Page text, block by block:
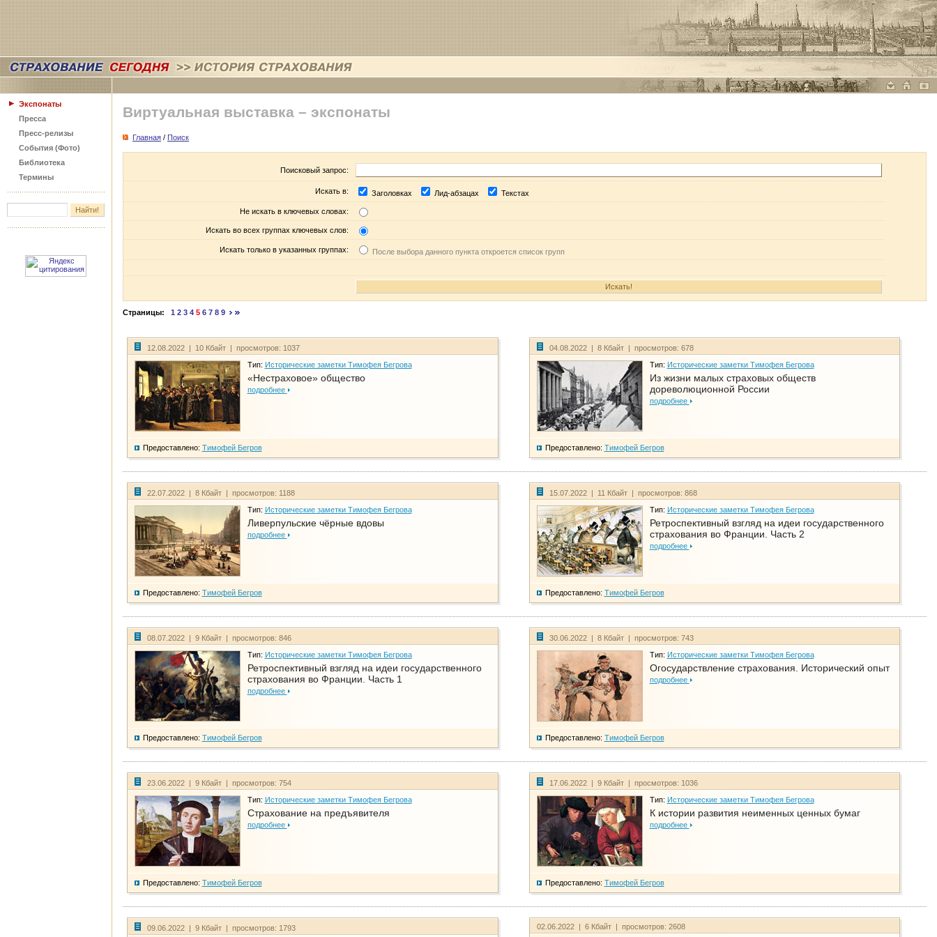
Экспонаты
Пресса
Пресс-релизы
События (Фото)
Библиотека
Термины
Виртуальная выставка – экспонаты
Главная / Поиск
Поисковый запрос:
Искать в: Заголовках Лид-абзацах Текстах
Не искать в ключевых словах:
Искать во всех группах ключевых слов:
Искать только в указанных группах: После выбора данного пункта откроется список групп
Страницы: 1 2 3 4 5 6 7 8 9
12.08.2022 | 10 Кбайт | просмотров: 1037
Тип: Исторические заметки Тимофея Бегрова
«Нестраховое» общество
подробнее
Предоставлено: Тимофей Бегров
04.08.2022 | 8 Кбайт | просмотров: 678
Тип: Исторические заметки Тимофея Бегрова
Из жизни малых страховых обществ
дореволюционной России
подробнее
Предоставлено: Тимофей Бегров
22.07.2022 | 8 Кбайт | просмотров: 1188
Тип: Исторические заметки Тимофея Бегрова
Ливерпульские чёрные вдовы
подробнее
Предоставлено: Тимофей Бегров
15.07.2022 | 11 Кбайт | просмотров: 868
Тип: Исторические заметки Тимофея Бегрова
Ретроспективный взгляд на идеи государственного
страхования во Франции. Часть 2
подробнее
Предоставлено: Тимофей Бегров
08.07.2022 | 9 Кбайт | просмотров: 846
Тип: Исторические заметки Тимофея Бегрова
Ретроспективный взгляд на идеи государственного
страхования во Франции. Часть 1
подробнее
Предоставлено: Тимофей Бегров
30.06.2022 | 8 Кбайт | просмотров: 743
Тип: Исторические заметки Тимофея Бегрова
Огосударствление страхования. Исторический опыт
подробнее
Предоставлено: Тимофей Бегров
23.06.2022 | 9 Кбайт | просмотров: 754
Тип: Исторические заметки Тимофея Бегрова
Страхование на предъявителя
подробнее
Предоставлено: Тимофей Бегров
17.06.2022 | 9 Кбайт | просмотров: 1036
Тип: Исторические заметки Тимофея Бегрова
К истории развития неименных ценных бумаг
подробнее
Предоставлено: Тимофей Бегров
09.06.2022 | 9 Кбайт | просмотров: 1793 02.06.2022 | 6 Кбайт | просмотров: 2608